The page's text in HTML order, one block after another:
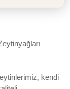
kendi